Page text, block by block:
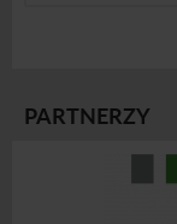
PARTNERZY